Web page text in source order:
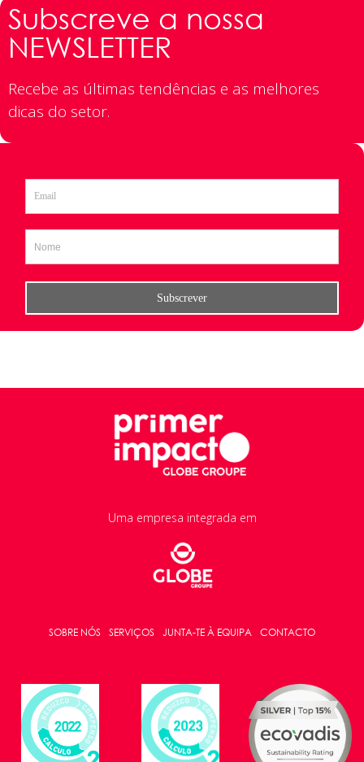
Subscreve a nossa
NEWSLETTER
Recebe as últimas tendências e as melhores
dicas do setor.
Uma empresa integrada em
SOBRE NÓS SERVIÇOS JUNTA-TE À EQUIPA CONTACTO